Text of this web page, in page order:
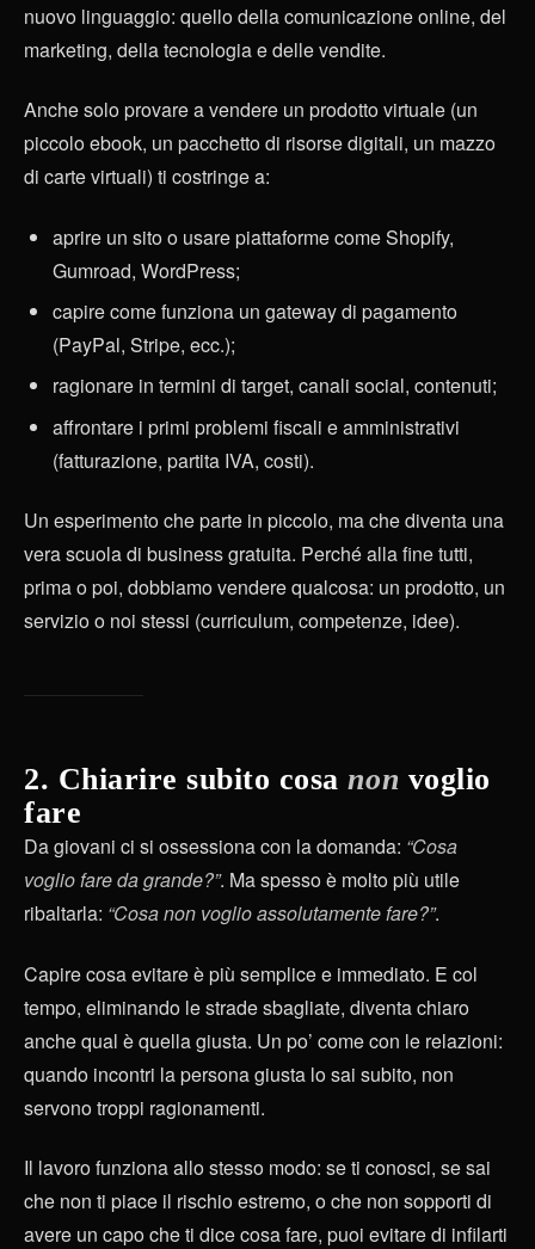
nuovo linguaggio: quello della comunicazione online, del
marketing, della tecnologia e delle vendite.
Anche solo provare a vendere un prodotto virtuale (un
piccolo ebook, un pacchetto di risorse digitali, un mazzo
di carte virtuali) ti costringe a:
aprire un sito o usare piattaforme come Shopify,
Gumroad, WordPress;
capire come funziona un gateway di pagamento
(PayPal, Stripe, ecc.);
ragionare in termini di target, canali social, contenuti;
affrontare i primi problemi fiscali e amministrativi
(fatturazione, partita IVA, costi).
Un esperimento che parte in piccolo, ma che diventa una
vera scuola di business gratuita. Perché alla fine tutti,
prima o poi, dobbiamo vendere qualcosa: un prodotto, un
servizio o noi stessi (curriculum, competenze, idee).
2. Chiarire subito cosanon voglio
fare
Da giovani ci si ossessiona con la domanda: “Cosa
voglio fare da grande?”. Ma spesso è molto più utile
ribaltarla: “Cosa non voglio assolutamente fare?”.
Capire cosa evitare è più semplice e immediato. E col
tempo, eliminando le strade sbagliate, diventa chiaro
anche qual è quella giusta. Un po’ come con le relazioni:
quando incontri la persona giusta lo sai subito, non
servono troppi ragionamenti.
Il lavoro funziona allo stesso modo: se ti conosci, se sai
che non ti piace il rischio estremo, o che non sopporti di
avere un capo che ti dice cosa fare, puoi evitare di infilarti